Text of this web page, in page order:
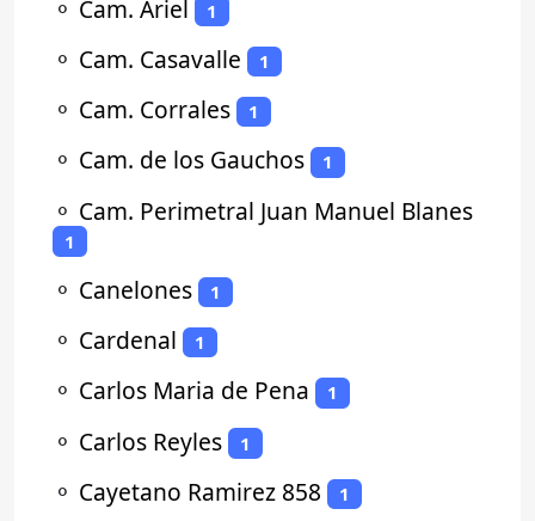
⚬ Cam. Ariel 1
⚬ Cam. Casavalle 1
⚬ Cam. Corrales 1
⚬ Cam. de los Gauchos 1
⚬ Cam. Perimetral Juan Manuel Blanes
1
⚬ Canelones 1
⚬ Cardenal 1
⚬ Carlos Maria de Pena 1
⚬ Carlos Reyles 1
⚬ Cayetano Ramirez 858 1